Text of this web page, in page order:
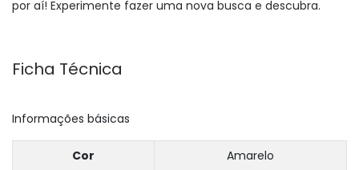
por aí! Experimente fazer uma nova busca e descubra.
Ficha Técnica
Informações básicas
Cor
Amarelo